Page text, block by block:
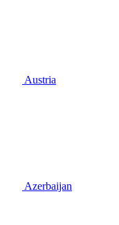
Austria
Azerbaijan